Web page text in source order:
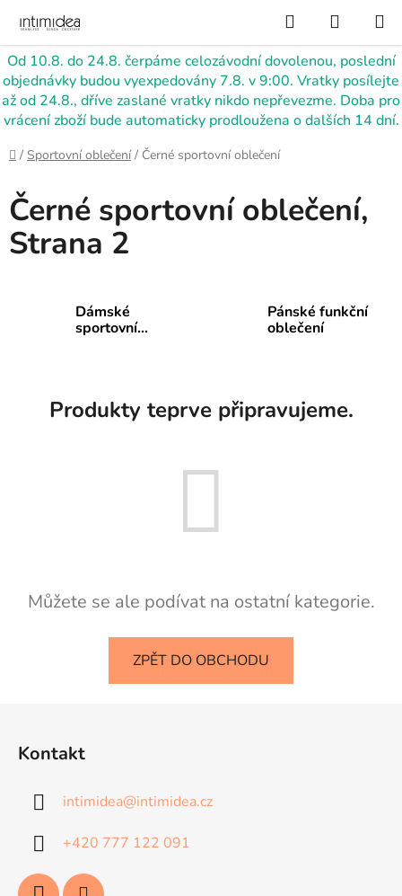
obsah
Od 10.8. do 24.8. čerpáme celozávodní dovolenou, poslední
objednávky budou vyexpedovány 7.8. v 9:00. Vratky posílejte
až od 24.8., dříve zaslané vratky nikdo nepřevezme. Doba pro
vrácení zboží bude automaticky prodloužena o dalších 14 dní.
Hledat
KOŠÍK
Domů
/ Sportovní oblečení / Černé sportovní oblečení
Černé sportovní oblečení,
Strana 2
Dámské
sportovní
Pánské funkční
oblečení
Produkty teprve připravujeme.
Můžete se ale podívat na ostatní kategorie.
ZPĚT DO OBCHODU
Kontakt
intimidea@intimidea.cz
+420 777 122 091